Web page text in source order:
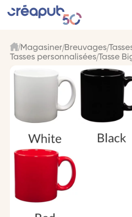
Magasiner Breuvages
Tasses personnalisées Tasse